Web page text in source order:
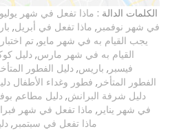
الكلمات الدالة : ماذا تفعل في شهر يوليو
في شهر نوفمبر , ماذا تفعل في أبريل,
يجب القيام به في شهر مايو, تم
القيام به في شهر مارس, دليل
فيسبر , باريس, دليل الفطور
الفطور المتأخر , فطور وغداء الأطفال
دليل شرفة البرانش, دليل مطاعم
في شهر يناير , ماذا تفعل في شهر
ماذا تفعل في سبتمبر ,